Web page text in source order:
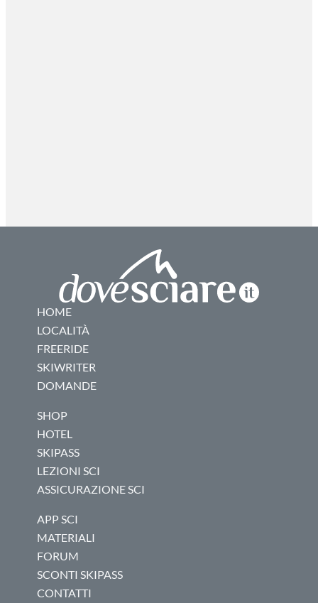
HOME
LOCALITÀ
FREERIDE
SKIWRITER
DOMANDE
SHOP
HOTEL
SKIPASS
LEZIONI SCI
ASSICURAZIONE SCI
APP SCI
MATERIALI
FORUM
SCONTI SKIPASS
CONTATTI